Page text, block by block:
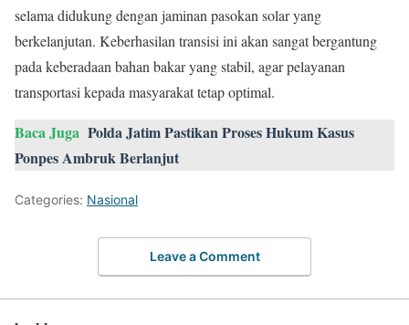
selama didukung dengan jaminan pasokan solar yang
berkelanjutan. Keberhasilan transisi ini akan sangat bergantung
pada keberadaan bahan bakar yang stabil, agar pelayanan
transportasi kepada masyarakat tetap optimal.
Baca Juga Polda Jatim Pastikan Proses Hukum Kasus
Ponpes Ambruk Berlanjut
Categories: Nasional
Leave a Comment